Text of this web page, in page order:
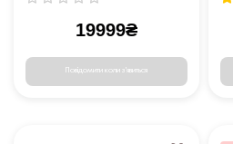
19999₴
Повідомити коли з'явиться